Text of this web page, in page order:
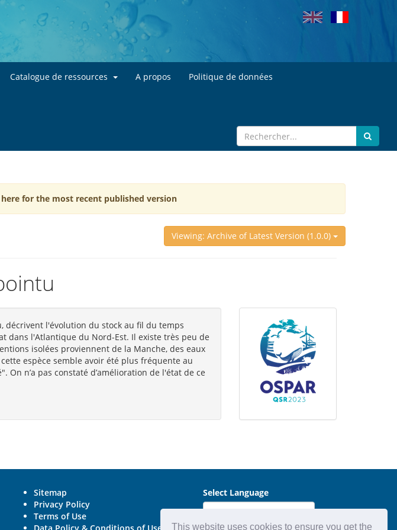
This website uses cookies to ensure you get the
content
Catalogue de ressources A propos Politique de données
for the most recent published version
Viewing: Archive of Latest Version (1.0.0)
décrivent l'évolution du stock au fil du temps
dans l'Atlantique du Nord-Est. Il existe très peu de
isolées proviennent de la Manche, des eaux
espèce semble avoir été plus fréquente au
On n’a pas constaté d’amélioration de l'état de ce
Sitemap
Privacy Policy
Terms of Use
Select Language